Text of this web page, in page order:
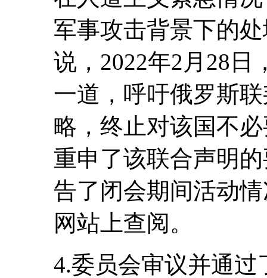
军事攻击背景下的
说，2022年2月28日
一道，呼吁俄罗斯
略，终止对该国不
重申了该联合声明
告了闭会期间活动
网站上查阅。
4.委员会审议并通